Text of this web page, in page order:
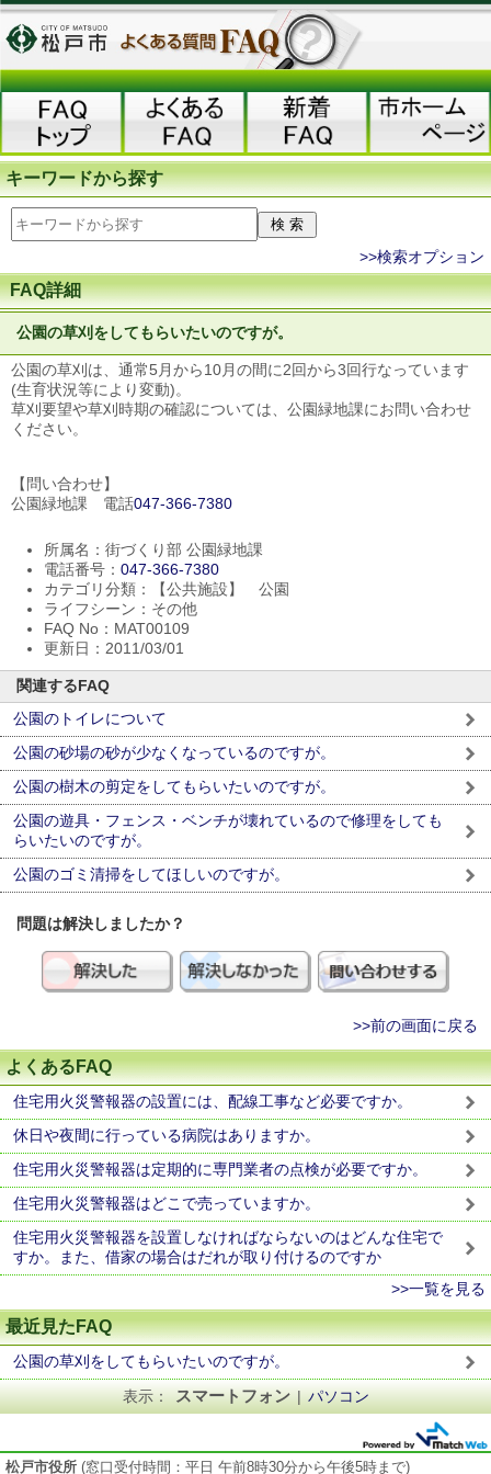
キーワードから探す
>>検索オプション
FAQ詳細
公園の草刈をしてもらいたいのですが。
公園の草刈は、通常5月から10月の間に2回から3回行なっています
(生育状況等により変動)。
草刈要望や草刈時期の確認については、公園緑地課にお問い合わせ
ください。
【問い合わせ】
公園緑地課 電話047-366-7380
所属名：街づくり部 公園緑地課
電話番号： 047-366-7380
カテゴリ分類：【公共施設】 公園
ライフシーン：その他
FAQ No：MAT00109
更新日：2011/03/01
関連するFAQ
公園のトイレについて
公園の砂場の砂が少なくなっているのですが。
公園の樹木の剪定をしてもらいたいのですが。
公園の遊具・フェンス・ベンチが壊れているので修理をしても
らいたいのですが。
公園のゴミ清掃をしてほしいのですが。
問題は解決しましたか？
>>前の画面に戻る
よくあるFAQ
住宅用火災警報器の設置には、配線工事など必要ですか。
休日や夜間に行っている病院はありますか。
住宅用火災警報器は定期的に専門業者の点検が必要ですか。
住宅用火災警報器はどこで売っていますか。
住宅用火災警報器を設置しなければならないのはどんな住宅で
すか。また、借家の場合はだれが取り付けるのですか
>>一覧を見る
最近見たFAQ
公園の草刈をしてもらいたいのですが。
表示： スマートフォン | パソコン
松戸市役所 (窓口受付時間：平日 午前8時30分から午後5時まで)